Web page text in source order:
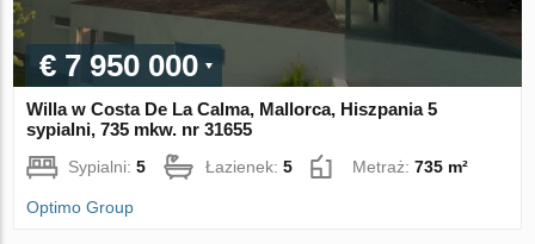
€ 7 950 000
Willa w Costa De La Calma, Mallorca, Hiszpania 5
sypialni, 735 mkw. nr 31655
Sypialni:5 Łazienek:5 Metraż:735 m²
Optimo Group